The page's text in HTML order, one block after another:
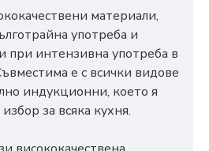
материали,
употреба и
при интензивна употреба в
е с всички видове
индукционни, което я
за всяка кухня.